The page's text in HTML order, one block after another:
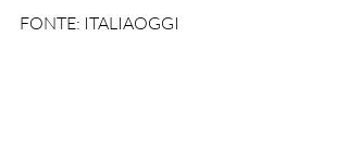
FONTE: ITALIAOGGI